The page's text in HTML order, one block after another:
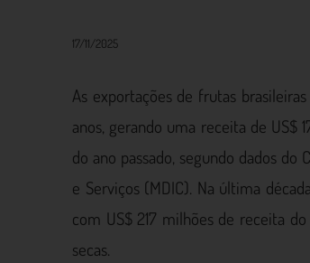
17/11/2025
As exportações de frutas
anos, gerando uma receita de US$
do ano passado, segundo dados
e Serviços (MDIC). Na última
com US$ 217 milhões de receita
secas.